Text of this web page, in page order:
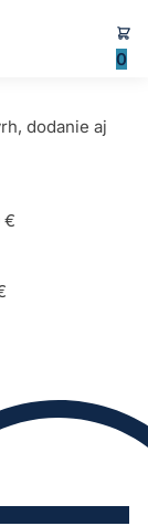
0
dodanie aj
€